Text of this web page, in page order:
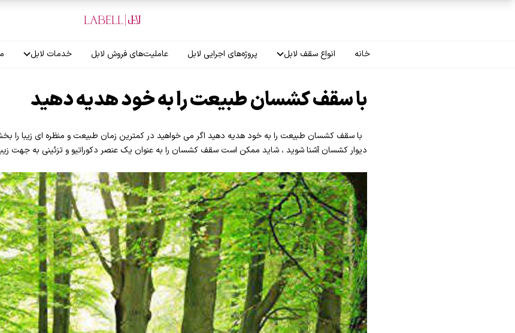
خانه انواع سقف لابل
سقف گلکسی
سقف ترنسپرنت
سقف مات
سقف اپلای
پروژه‌های اجرایی لابل عاملیت‌های فروش لابل خدمات لابل
گارانتی لابل
با سقف کشسان طبیعت را به خود هدیه دهید
با سقف کشسان طبیعت را به خود هدیه دهید اگر می خواهید در کمترین زمان طبیعت و منظره ای زیبا را
دیوار کشسان آشنا شوید ، شاید ممکن است سقف کشسان را به عنوان یک عنصر دکوراتیو و تزئینی به جهت